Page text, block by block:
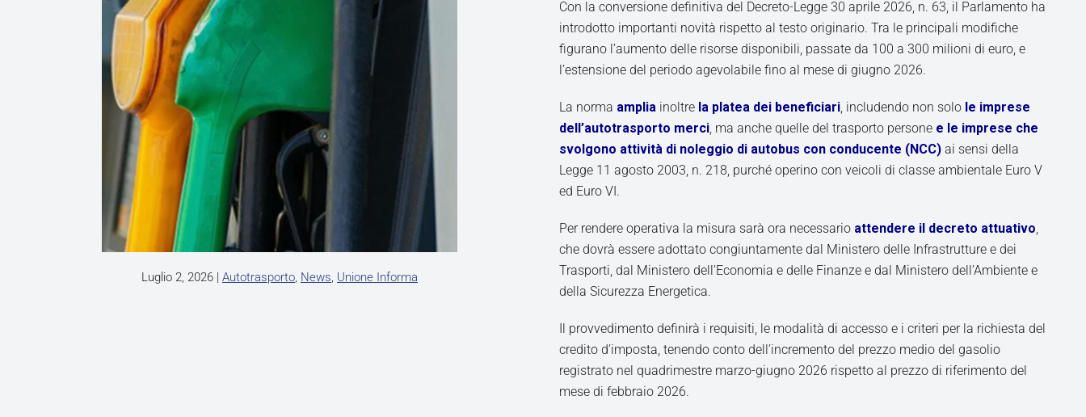
Luglio 2, 2026 | Autotrasporto, News, Unione Informa
Con la conversione definitiva del Decreto-Legge 30 aprile 2026, n. 63, il Parlamento ha
introdotto importanti novità rispetto al testo originario. Tra le principali modifiche
figurano l’aumento delle risorse disponibili, passate da 100 a 300 milioni di euro, e
l’estensione del periodo agevolabile fino al mese di giugno 2026.
La norma amplia inoltre la platea dei beneficiari, includendo non solo le imprese
dell’autotrasporto merci, ma anche quelle del trasporto persone e le imprese che
svolgono attività di noleggio di autobus con conducente (NCC) ai sensi della
Legge 11 agosto 2003, n. 218, purché operino con veicoli di classe ambientale Euro V
ed Euro VI.
Per rendere operativa la misura sarà ora necessario attendere il decreto attuativo,
che dovrà essere adottato congiuntamente dal Ministero delle Infrastrutture e dei
Trasporti, dal Ministero dell’Economia e delle Finanze e dal Ministero dell’Ambiente e
della Sicurezza Energetica.
Il provvedimento definirà i requisiti, le modalità di accesso e i criteri per la richiesta del
credito d’imposta, tenendo conto dell’incremento del prezzo medio del gasolio
registrato nel quadrimestre marzo-giugno 2026 rispetto al prezzo di riferimento del
mese di febbraio 2026.